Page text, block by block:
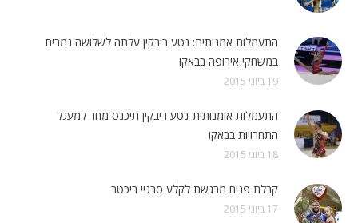
התעמלות אמנותית: נטע ריבקין עלתה לשלושה גמרים
במשחקי אירופה בבאקו
19 ביוני 2015
התעמלות אומנותית-נטע ריבקין תיכנס מחר למעגל
התחרויות בבאקו
18 ביוני 2015
קבלת פנים מרגשת לקלע סרגיי ריכטר
17 ביוני 2015